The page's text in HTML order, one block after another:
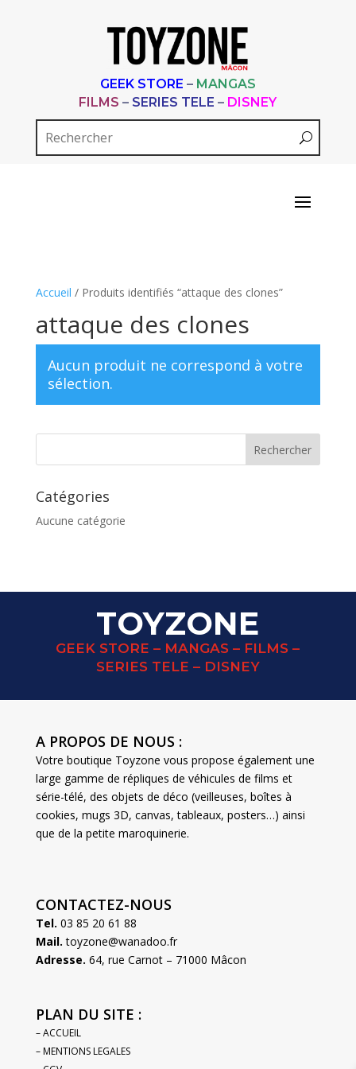
GEEK STORE – MANGAS
FILMS – SERIES TELE – DISNEY
Accueil / Produits identifiés “attaque des clones”
attaque des clones
Aucun produit ne correspond à votre
sélection.
Catégories
Aucune catégorie
TOYZONE
GEEK STORE – MANGAS – FILMS –
SERIES TELE – DISNEY
A PROPOS DE NOUS :
Votre boutique Toyzone vous propose également une
large gamme de répliques de véhicules de films et
série-télé, des objets de déco (veilleuses, boîtes à
cookies, mugs 3D, canvas, tableaux, posters…) ainsi
que de la petite maroquinerie.
CONTACTEZ-NOUS
Tel. 03 85 20 61 88
Mail. toyzone@wanadoo.fr
Adresse. 64, rue Carnot – 71000 Mâcon
PLAN DU SITE :
– ACCUEIL
– MENTIONS LEGALES